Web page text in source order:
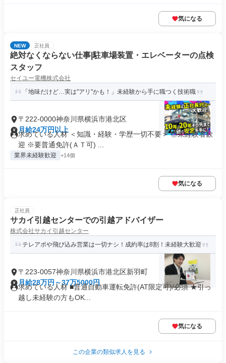
気になる
NEW 正社員
絶対なくならない仕事|駐車場装置・エレベーターの点検
スタッフ
セイユー電機株式会社
「地味だけど…実は"アリ"かも！」未経験から手に職つく技術職
〒222-0000神奈川県横浜市港北区
月給24万円以上
求めている人材 ＜知識・経験・学歴一切不要＞ ◎未経験者歓
迎 ※要普通免許(ＡＴ可) ...
業界未経験歓迎 +14個
気になる
正社員
サカイ引越センターでの引越アドバイザー
株式会社サカイ引越センター
テレアポや飛び込み営業は一切ナシ！成約率は8割！未経験大歓迎
〒223-0057神奈川県横浜市港北区新羽町
月給28万円～37万5000円
求めている人材 ■普通自動車運転免許(AT限定可)/必須 ★引っ
越し未経験の方もOK...
気になる
この企業の類似求人を見る